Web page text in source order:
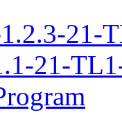
21-
21-